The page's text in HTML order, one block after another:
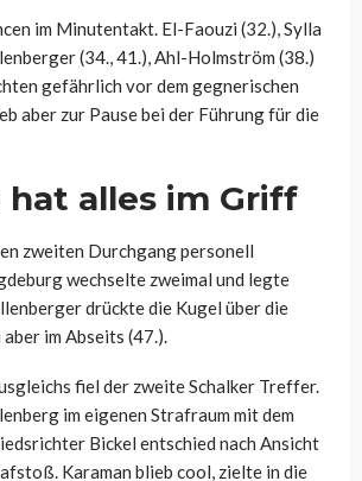
im Minutentakt. El-Faouzi (32.), Sylla
(34., 41.), Ahl-Holmström (38.)
gefährlich vor dem gegnerischen
aber zur Pause bei der Führung für die
hat alles im Griff
zweiten Durchgang personell
wechselte zweimal und legte
drückte die Kugel über die
im Abseits (47.).
fiel der zweite Schalker Treffer.
im eigenen Strafraum mit dem
Bickel entschied nach Ansicht
Karaman blieb cool, zielte in die